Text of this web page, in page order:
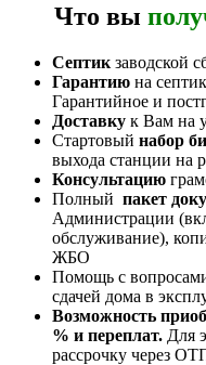
Что вы
Септик заводской
Гарантию на
Гарантийное и
Доставку к Вам на
Стартовый набор
выхода станции на
Консультацию
Полный пакет
Администрации
обслуживание),
ЖБО
Помощь с
сдачей дома в
Возможность
% и переплат. Для
рассрочку через